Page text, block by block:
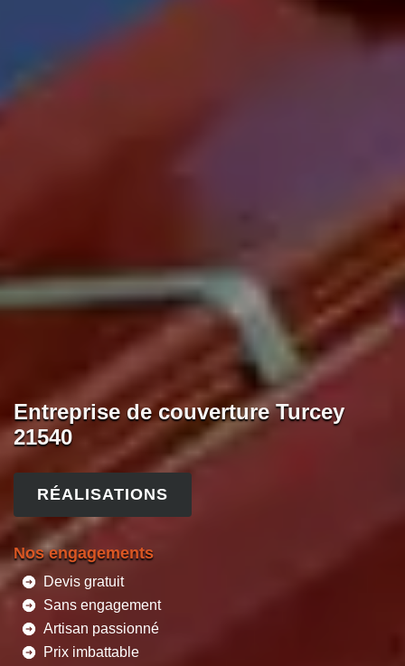
Entreprise de couverture Turcey
21540
RÉALISATIONS
Nos engagements
Devis gratuit
Sans engagement
Artisan passionné
Prix imbattable